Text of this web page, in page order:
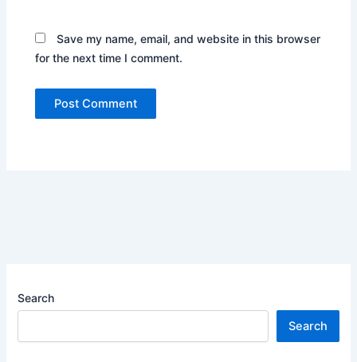
Save my name, email, and website in this browser
for the next time I comment.
Search
Search